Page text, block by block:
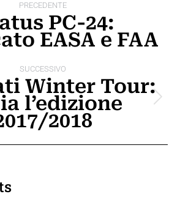
PRECEDENTE
Post
precedente:
PC-24:
EASA e FAA
SUCCESSIVO
Prossimo
post:
Winter Tour:
l’edizione
2018